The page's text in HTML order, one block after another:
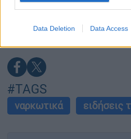
I want to allow Google to enable
functionality and fraud
user protection.
Data Deletion Data Access
Μητσοτάκης στη
τις κάλπες
#TAGS
ναρκωτικά ειδήσεις